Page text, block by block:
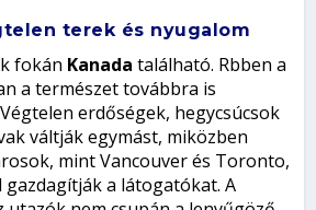
terek és nyugalom
fokán Kanada található. Rbben a
a természet továbbra is
erdőségek, hegycsúcsok
váltják egymást, miközben
mint Vancouver és Toronto,
a látogatókat. A